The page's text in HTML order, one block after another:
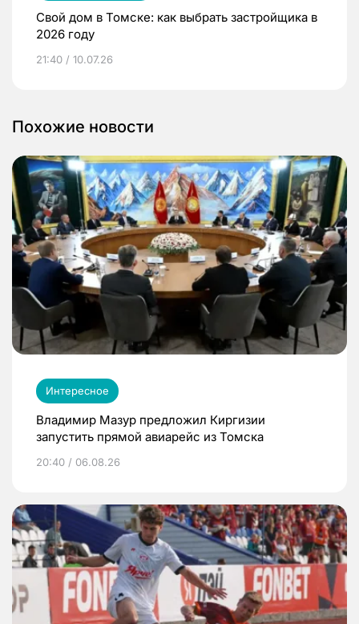
Свой дом в Томске: как выбрать застройщика в
2026 году
21:40 / 10.07.26
Похожие новости
Интересное
Владимир Мазур предложил Киргизии
запустить прямой авиарейс из Томска
20:40 / 06.08.26